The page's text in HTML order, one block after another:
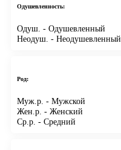
Одушевленность:
Одуш. - Одушевленный
Неодуш. - Неодушевленный
Род:
Муж.р. - Мужской
Жен.р. - Женский
Ср.р. - Средний